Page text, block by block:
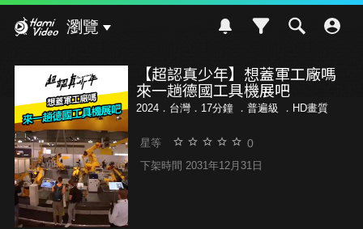
瀏覽
【超認真少年】想蓋軍工廠嗎
來一趟德國工具機展吧
2024．台灣．17分鐘 ． 普遍級 ．HD畫質
星等 0
下架時間 2031年12月31日